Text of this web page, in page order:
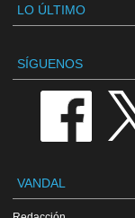
LO ÚLTIMO
SÍGUENOS
VANDAL